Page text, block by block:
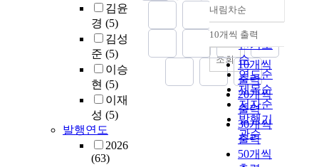
김윤
경 (5)
김성
준 (5)
이승
현 (5)
이재
성 (5)
발행연도
2026
(63)
정확도
순
인기도
순
연도순
제목순
저자순
발행기
관순
내림차순
내림차순
10개씩 출력
10개씩
출력
20개씩
출력
30개씩
출력
50개씩
조회